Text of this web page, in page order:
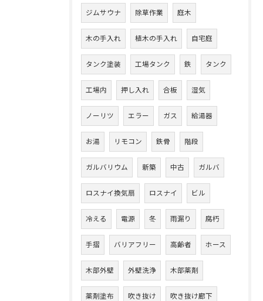
ジムサウナ 除草作業 庭木
木の手入れ 植木の手入れ 自宅庭
タンク塗装 工場タンク 鉄 タンク
工場内 押し入れ 合板 湿気
ノーリツ エラー ガス 給湯器
お湯 リモコン 鉄骨 階段
ガルバリウム 新築 中古 ガルバ
ロスナイ換気扇 ロスナイ ビル
冷える 電源 冬 雨漏り 腐朽
手摺 バリアフリー 高齢者 ホース
木部外壁 外壁洗浄 木部薬剤
薬剤塗布 吹き抜け 吹き抜け廊下